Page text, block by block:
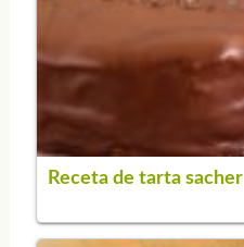
Receta de tarta sacher